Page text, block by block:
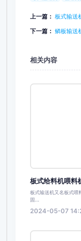
上一篇： 板式输送
下一篇： 鳞板输送
相关内容
板式给料机喂料
板式输送机又名板式喂料
固...
2024-05-07